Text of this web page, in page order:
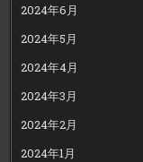
2024年6月
2024年5月
2024年4月
2024年3月
2024年2月
2024年1月